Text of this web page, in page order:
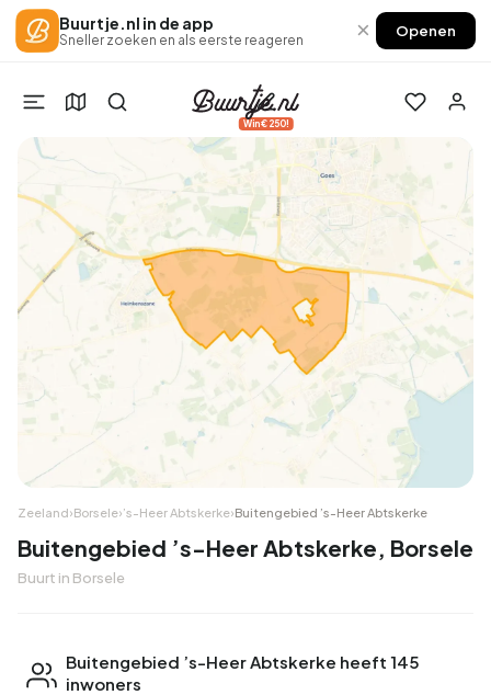
Buurtje.nl in de app
Sneller zoeken en als eerste reageren × Openen
Win €250!
Zeeland›Borsele›’s-Heer Abtskerke›Buitengebied ’s-Heer Abtskerke
Buitengebied ’s-Heer Abtskerke, Borsele
Buurt in Borsele
Buitengebied ’s-Heer Abtskerke heeft 145
inwoners